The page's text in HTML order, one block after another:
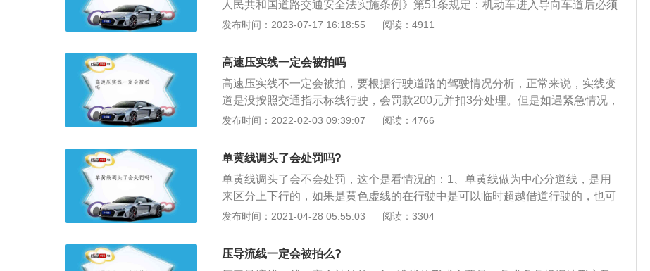
弯。
人民共和国道路交通安全法实施条例》第51条规定：机动车进入导向车道后必须
按导向箭头所示方向通过路口，不得变更行驶车道和方向。若车辆驶入导向车道
驶入导向车道，单白线作为路口的导向车道线时不允许越线行驶，超越白实线按
不按车道行驶处罚。压白色实线不被罚款扣分的三种情况：前车方交通事故、车
辆故障等原因，前车长期停车，堵塞交通道路，在保证安全的前提下，可以压实
线变道通行，如果被处罚可以去交警队申请消除；交警指挥下，在道路堵塞行驶
中压实线通行时，电子警察还是会拍照，可以申请消除处罚；给特殊车辆让道，
队调影像，观看当时特殊任务汽车行驶的道路，确认是让道导致的压实线，可以
消除处罚。
发布时间：2023-07-17 16:18:55 阅读：4911
高速压实线一定会被拍吗
高速压实线不一定会被拍，要根据行驶道路的驾驶情况分析，正常来说，实线变
道是没按照交通指示标线行驶，会罚款200元并扣3分处理。但是如遇紧急情况，
实线变道并不会被视为违章行为。现在大部分车辆都有安装行车记录仪，当遇到
录当做相应的证据，为自己提供证据，这种情况是可以提出申诉。经过行政复议
撤销处罚的。现在很多道路上压实线变道拍照是24小时启用的，所以在行车的时
候不要存在侥幸心理，应遵守交通规则。毕竟在高速上行车速度都比较快，压实
线行车会造成后方车辆变道障碍，对双方的行车都不安全。不熟悉高速行驶规则
的车主，在进入高速道路之前最好提前打开导航，以便导航及时提醒。
发布时间：2022-02-03 09:39:07 阅读：4766
单黄线调头了会处罚吗?
单黄线调头了会不会处罚，这个是看情况的：1、单黄线做为中心分道线，是用
来区分上下行的，如果是黄色虚线的在行驶中是可以临时超越借道行驶的，也可
以实现掉头或左转；2、而实线就应该看作是一堵墙，这个是绝对禁止超越的，
越、不可压线；3、如果违反相关规定，驾驶机动车压到黄色实线的，那么就会
被扣3分，罚款200元。
发布时间：2021-04-28 05:55:03 阅读：3304
压导流线一定会被拍么?